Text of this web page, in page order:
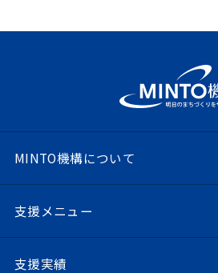
MINTO機構について
支援メニュー
支援実績